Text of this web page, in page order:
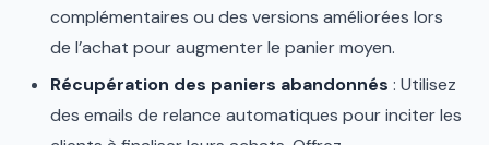
complémentaires ou des versions améliorées lors
de l’achat pour augmenter le panier moyen.
Récupération des paniers abandonnés : Utilisez
des emails de relance automatiques pour inciter les